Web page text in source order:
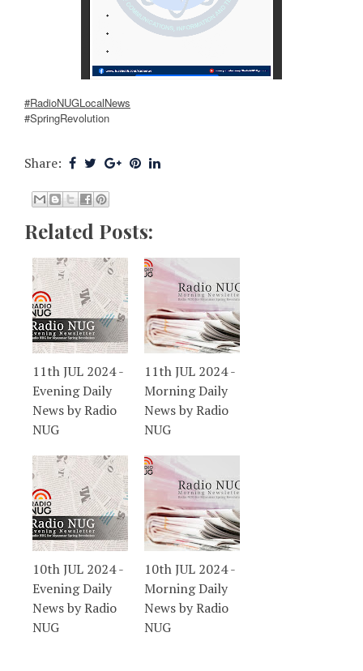
#RadioNUGLocalNews
#SpringRevolution
Share:
Related Posts:
11th JUL 2024 -
Evening Daily
News by Radio
NUG
11th JUL 2024 -
Morning Daily
News by Radio
NUG
10th JUL 2024 -
Evening Daily
News by Radio
NUG
10th JUL 2024 -
Morning Daily
News by Radio
NUG